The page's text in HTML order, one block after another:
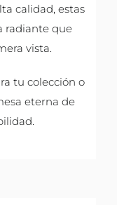
calidad, estas
radiante que
vista.
tu colección o
eterna de